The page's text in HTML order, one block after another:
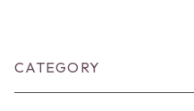
CATEGORY